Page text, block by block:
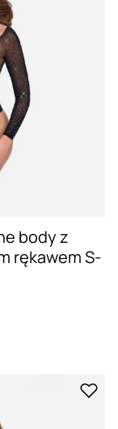
body z
rękawem S-